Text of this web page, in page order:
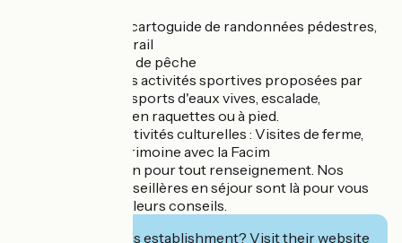
- Vente de livrets cartoguide de randonnées pédestres,
parcours VTT et trail
- Vente de permis de pêche
- Réservations des activités sportives proposées par
nos prestataires : sports d'eaux vives, escalade,
randonnées à ski, en raquettes ou à pied.
- Réservation d'activités culturelles : Visites de ferme,
d'artisanat, du patrimoine avec la Facim
A votre disposition pour tout renseignement. Nos
conseillers et conseillères en séjour sont là pour vous
prodiguer les meilleurs conseils.
Interested in this establishment? Visit their website